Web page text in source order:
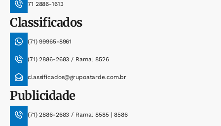
71 2886-1613
Classificados
(71) 99965-8961
(71) 2886-2683 / Ramal 8526
classificados@grupoatarde.com.br
Publicidade
(71) 2886-2683 / Ramal 8585 | 8586